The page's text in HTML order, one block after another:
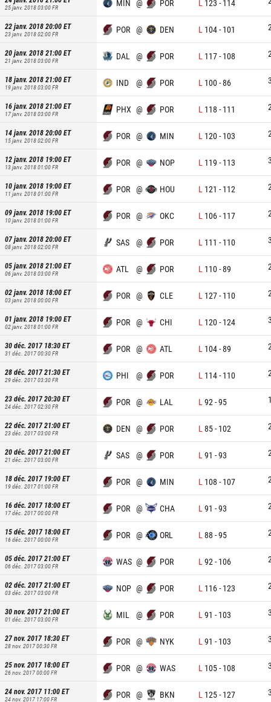
25 janv. 2018 03:00FR MIN @ POR L 123 - 114
22 janv. 2018 20:00ET
23 janv. 2018 02:00FR POR @ DEN L 104- 101
20 janv. 2018 21:00ET
21 janv. 2018 03:00FR DAL @ POR L 117- 108
18 janv. 2018 21:00ET
19 janv. 2018 03:00FR IND @ POR L 100-86
16 janv. 2018 21:00ET
17 janv. 2018 03:00FR PHX @ POR L 118 - 111
14 janv. 2018 20:00ET
15 janv. 2018 02:00FR POR @ MIN L 120- 103
12 janv. 2018 19:00ET
13 janv. 2018 01:00FR POR @ NOP L 119 - 113
10 janv. 2018 19:00ET
11 janv. 2018 01:00FR POR @ HOU L 121 - 112
09 janv. 2018 19:00ET
10 janv. 2018 01:00FR POR @ OKC L 106- 117
07 janv. 2018 20:00ET
08 janv. 2018 02:00FR SAS @ POR L 111 - 110
05 janv. 2018 21:00ET
06 janv. 2018 03:00FR ATL @ POR L 110-89
02 janv. 2018 18:00ET
03 janv. 2018 00:00FR POR @ CLE L 127- 110
01 janv. 2018 19:00ET
02 janv. 2018 01:00FR POR @ CHI L 120- 124
30 déc. 2017 18:30ET
31 déc. 2017 00:30FR POR @ ATL L 104-89
28 déc. 2017 21:30ET
29 déc. 2017 03:30FR PHI @ POR L 114- 110
23 déc. 2017 20:30ET
24 déc. 2017 02:30FR POR @ LAL L 92 -95
22 déc. 2017 21:00ET
23 déc. 2017 03:00FR DEN @ POR L 85- 102
20 déc. 2017 21:00ET
21 déc. 2017 03:00FR SAS @ POR L 91 -93
18 déc. 2017 19:00ET
19 déc. 2017 01:00FR POR @ MIN L 108 - 107
16 déc. 2017 18:00ET
17 déc. 2017 00:00FR POR @ CHA L 91 -93
15 déc. 2017 18:00ET
16 déc. 2017 00:00FR POR @ ORL L 88 -95
05 déc. 2017 21:00ET
06 déc. 2017 03:00FR WAS @ POR L 92 - 106
02 déc. 2017 21:00ET
03 déc. 2017 03:00FR NOP @ POR L 116- 123
30 nov. 2017 21:00ET
01 déc. 2017 03:00FR MIL @ POR L 91 - 103
27 nov. 2017 18:30ET
28 nov. 2017 00:30FR POR @ NYK L 91 - 103
25 nov. 2017 18:00ET
26 nov. 2017 00:00FR POR @ WAS L 105- 108
24 nov. 2017 11:00ET
24 nov. 2017 17:00FR POR @ BKN L 125- 127